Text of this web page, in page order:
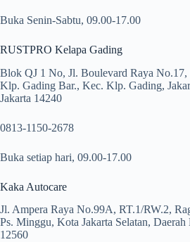
Buka Senin-Sabtu, 09.00-17.00
RUSTPRO Kelapa Gading
Blok QJ 1 No, Jl. Boulevard Raya No.17,
Klp. Gading Bar., Kec. Klp. Gading,
Jakarta 14240
0813-1150-2678
Buka setiap hari, 09.00-17.00
Kaka Autocare
Jl. Ampera Raya No.99A, RT.1/RW.2,
Ps. Minggu, Kota Jakarta Selatan, Daerah
12560